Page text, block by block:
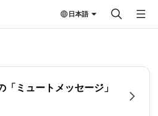
日本語
「ミュートメッセージ」